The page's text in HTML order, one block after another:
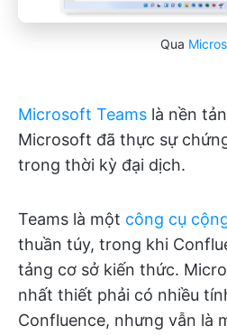
Qua
Microsoft Teams là nền
Microsoft đã thực sự
trong thời kỳ đại dịch.
Teams là một công cụ
thuần túy, trong khi
tảng cơ sở kiến thức.
nhất thiết phải có nhiều
Confluence, nhưng vẫn là